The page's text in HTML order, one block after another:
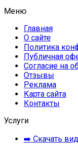
Меню
Главная
О сайте
Политика
Публичная
Согласие на
Отзывы
Реклама
Карта сайта
Контакты
Услуги
➡️ Скачать